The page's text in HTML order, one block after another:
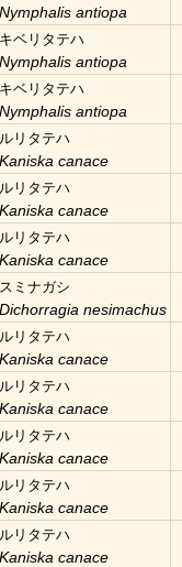
Nymphalis antiopa
キベリタテハ
Nymphalis antiopa
キベリタテハ
Nymphalis antiopa
ルリタテハ
Kaniska canace
ルリタテハ
Kaniska canace
ルリタテハ
Kaniska canace
スミナガシ
Dichorragia nesimachus
ルリタテハ
Kaniska canace
ルリタテハ
Kaniska canace
ルリタテハ
Kaniska canace
ルリタテハ
Kaniska canace
ルリタテハ
Kaniska canace